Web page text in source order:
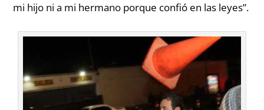
mi hijo ni a mi hermano porque confió en las leyes”.